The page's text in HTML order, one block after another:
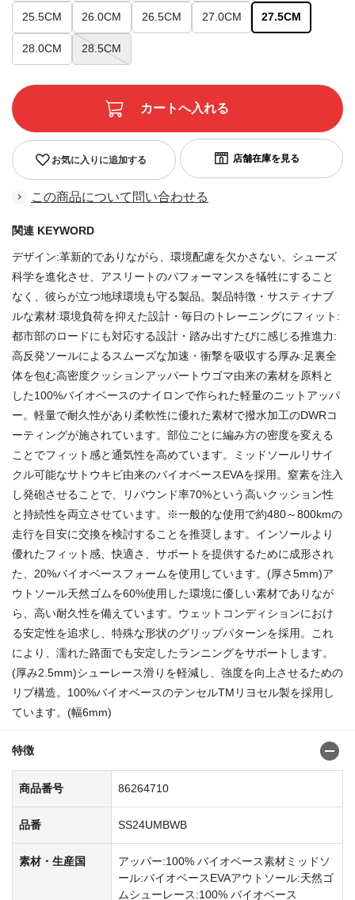
25.5CM 26.0CM 26.5CM 27.0CM 27.5CM
28.0CM 28.5CM
お気に入りに追加する
この商品について問い合わせる
関連 KEYWORD
デザイン:革新的でありながら、環境配慮を欠かさない。シューズ
科学を進化させ、アスリートのパフォーマンスを犠牲にすること
なく、彼らが立つ地球環境も守る製品。製品特徴・サスティナブ
ルな素材:環境負荷を抑えた設計・毎日のトレーニングにフィット:
都市部のロードにも対応する設計・踏み出すたびに感じる推進力:
高反発ソールによるスムーズな加速・衝撃を吸収する厚み:足裏全
体を包む高密度クッションアッパートウゴマ由来の素材を原料と
した100%バイオベースのナイロンで作られた軽量のニットアッパ
ー。軽量で耐久性があり柔軟性に優れた素材で撥水加工のDWRコ
ーティングが施されています。部位ごとに編み方の密度を変える
ことでフィット感と通気性を高めています。ミッドソールリサイ
クル可能なサトウキビ由来のバイオベースEVAを採用。窒素を注入
し発砲させることで、リバウンド率70%という高いクッション性
と持続性を両立させています。※一般的な使用で約480～800kmの
走行を目安に交換を検討することを推奨します。インソールより
優れたフィット感、快適さ、サポートを提供するために成形され
た、20%バイオベースフォームを使用しています。(厚さ5mm)ア
ウトソール天然ゴムを60%使用した環境に優しい素材でありなが
ら、高い耐久性を備えています。ウェットコンディションにおけ
る安定性を追求し、特殊な形状のグリップパターンを採用。これ
により、濡れた路面でも安定したランニングをサポートします。
(厚み2.5mm)シューレース滑りを軽減し、強度を向上させるための
リブ構造。100%バイオベースのテンセルTMリヨセル製を採用し
ています。(幅6mm)
特徴
商品番号 86264710
品番 SS24UMBWB
素材・生産国
アッパー:100% バイオベース素材ミッドソ
ール:バイオベースEVAアウトソール:天然ゴ
ムシューレース:100% バイオベース